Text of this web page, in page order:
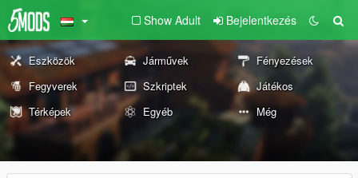
Show Adult Bejelentkezés
Eszközök Járművek
Fényezések
Fegyverek
Szkriptek
Játékos
Térképek
Egyéb Még